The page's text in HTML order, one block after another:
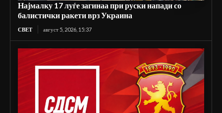
Најмалку 17 луѓе загинаа при руски напади со
балистички ракети врз Украина
СВЕТ август 5, 2026, 15:37